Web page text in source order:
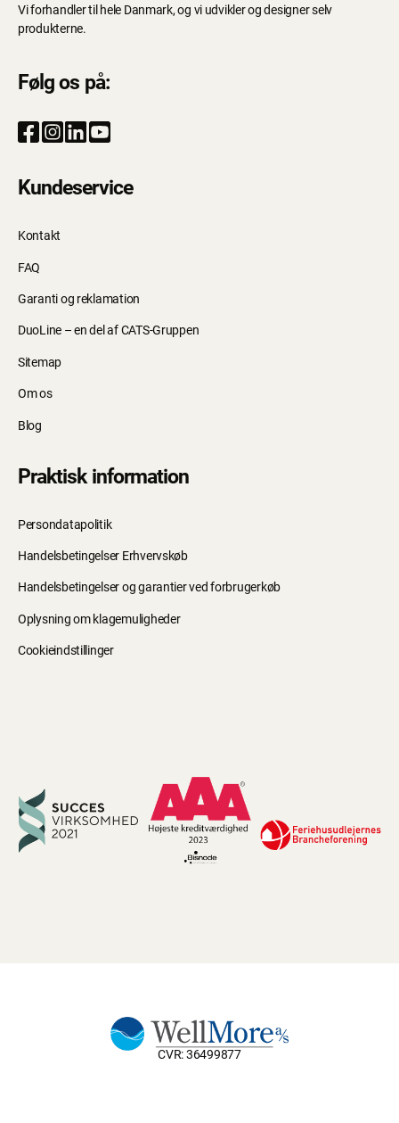
Vi forhandler til hele Danmark, og vi udvikler og designer selv
produkterne.
Følg os på:
Kundeservice
Kontakt
FAQ
Garanti og reklamation
DuoLine – en del af CATS-Gruppen
Sitemap
Om os
Blog
Praktisk information
Persondatapolitik
Handelsbetingelser Erhvervskøb
Handelsbetingelser og garantier ved forbrugerkøb
Oplysning om klagemuligheder
Cookieindstillinger
CVR: 36499877